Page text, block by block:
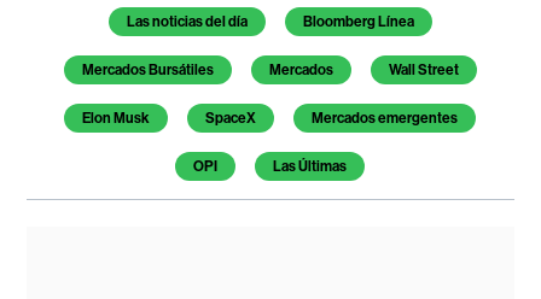
Temas de este artículo
Las noticias del día Bloomberg Línea
Mercados Bursátiles Mercados Wall Street
Elon Musk SpaceX Mercados emergentes
OPI Las Últimas